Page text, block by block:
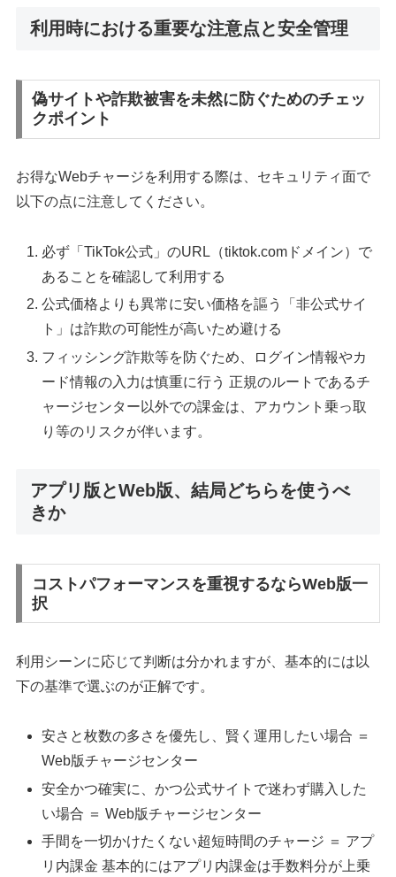
利用時における重要な注意点と安全管理
偽サイトや詐欺被害を未然に防ぐためのチェッ
クポイント
お得なWebチャージを利用する際は、セキュリティ面で
以下の点に注意してください。
必ず「TikTok公式」のURL（tiktok.comドメイン）で
あることを確認して利用する
公式価格よりも異常に安い価格を謳う「非公式サイ
ト」は詐欺の可能性が高いため避ける
フィッシング詐欺等を防ぐため、ログイン情報やカ
ード情報の入力は慎重に行う 正規のルートであるチ
ャージセンター以外での課金は、アカウント乗っ取
り等のリスクが伴います。
アプリ版とWeb版、結局どちらを使うべ
きか
コストパフォーマンスを重視するならWeb版一
択
利用シーンに応じて判断は分かれますが、基本的には以
下の基準で選ぶのが正解です。
安さと枚数の多さを優先し、賢く運用したい場合 ＝
Web版チャージセンター
安全かつ確実に、かつ公式サイトで迷わず購入した
い場合 ＝ Web版チャージセンター
手間を一切かけたくない超短時間のチャージ ＝ アプ
リ内課金 基本的にはアプリ内課金は手数料分が上乗